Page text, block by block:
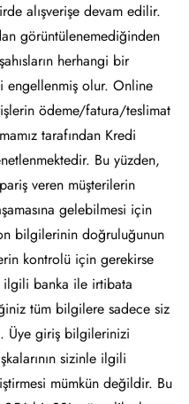
alışverişe devam edilir.
görüntülenemediğinden
herhangi bir
engellenmiş olur. Online
ödeme/fatura/teslimat
tarafından Kredi
Bu yüzden,
veren müşterilerin
gelebilmesi için
bilgilerinin doğruluğunun
kontrolü için gerekirse
ilgili banka ile irtibata
tüm bilgilere sadece siz
Üye giriş bilgilerinizi
sizinle ilgili
mümkün değildir. Bu